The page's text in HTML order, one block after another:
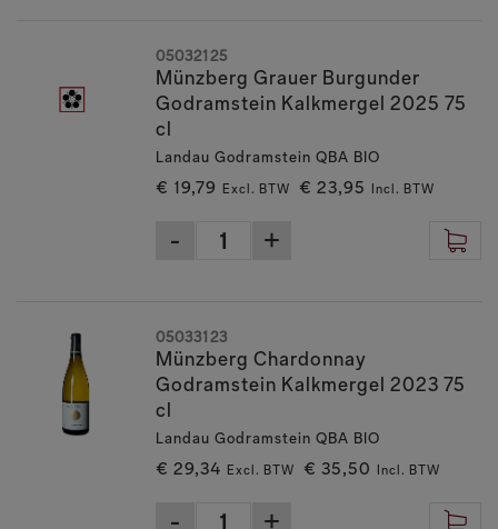
Münzberg Grauer Burgunder
Godramstein Kalkmergel 2025 75
cl
Landau Godramstein QBA BIO
€ 19,79 Excl. BTW € 23,95 Incl. BTW
05032125
Münzberg Chardonnay
Godramstein Kalkmergel 2023 75
cl
Landau Godramstein QBA BIO
€ 29,34 Excl. BTW € 35,50 Incl. BTW
05033123